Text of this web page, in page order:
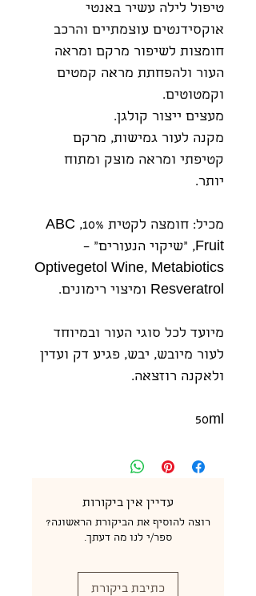
טיפול לילה עשיר באנטי
אוקסידנטים עוצמתיים והרכב
חומצות לשיפור מרקם ומראה
העור ולהפחתת מראה קמטים
וקמטוטים.
מעצים ייצור קולגן.
מקנה לעור גמישות, מרקם
קטיפתי ומראה מוצק ומתוח
יותר.
מכיל: חומצה לקטית 10%, ABC
Fruit, "שיקוי הנעורים" –
Optivegetol Wine, Metabiotics
Resveratrol ומיצוי רימונים.
מיועד לכל סוגי העור ובמיוחד
לעור מיובש, יבש, פגיע דק ועדין
ולאקנה רוזצאה.
50ml
עדיין אין ביקורות
רוצה להוסיף את הביקורת הראשונה?
ספר/י לנו מה דעתך.
כתיבת ביקורת